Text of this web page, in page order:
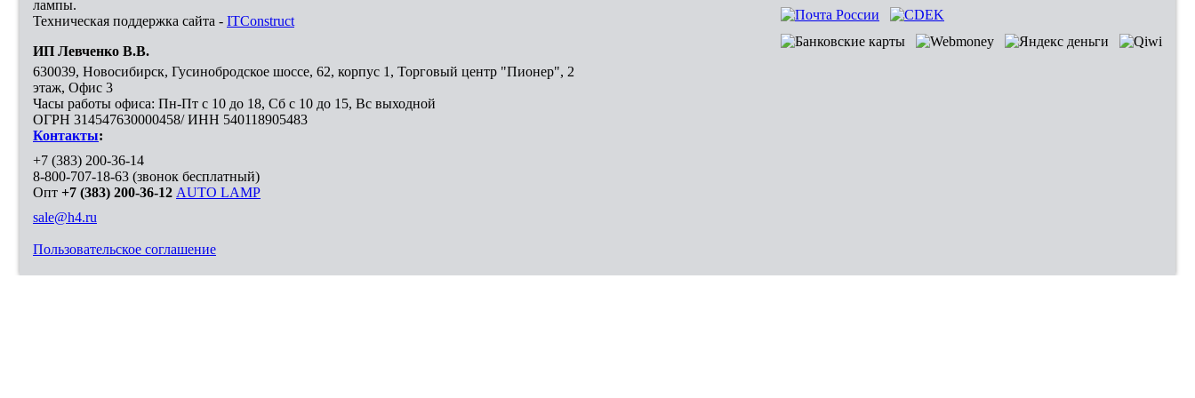
лампы.
Техническая поддержка сайта - ITConstruct
ИП Левченко В.В.
630039, Новосибирск, Гусинобродское шоссе, 62, корпус 1, Торговый центр "Пионер", 2
этаж, Офис 3
Часы работы офиса: Пн-Пт с 10 до 18, Сб с 10 до 15, Вс выходной
ОГРН 314547630000458/ ИНН 540118905483
Контакты:
+7 (383) 200-36-14
8-800-707-18-63 (звонок бесплатный)
Опт +7 (383) 200-36-12 AUTO LAMP
sale@h4.ru
Пользовательское соглашение